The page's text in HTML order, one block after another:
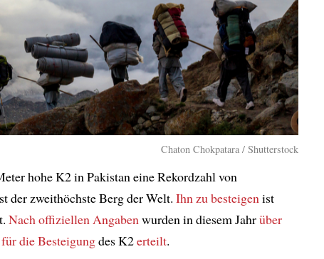
Chaton Chokpatara / Shutterstock
hohe K2 in Pakistan eine Rekordzahl von
der zweithöchste Berg der Welt. Ihn zu besteigenist
Nach offiziellen Angabenwurden in diesem Jahrüber
die Besteigungdes K2erteilt.